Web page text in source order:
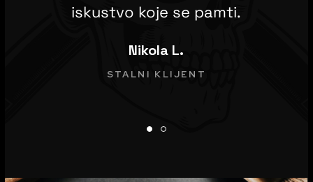
iskustvo koje se pamti.
Nikola L.
STALNI KLIJENT